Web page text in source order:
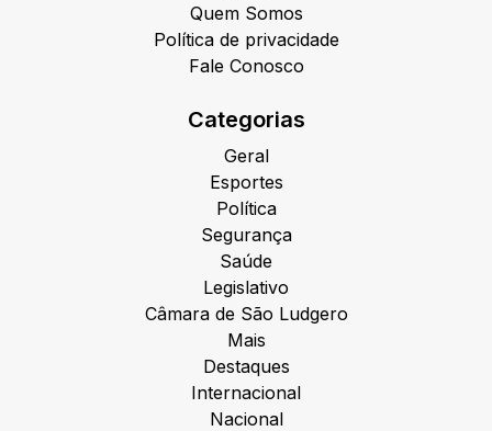
Quem Somos
Política de privacidade
Fale Conosco
Categorias
Geral
Esportes
Política
Segurança
Saúde
Legislativo
Câmara de São Ludgero
Mais
Destaques
Internacional
Nacional